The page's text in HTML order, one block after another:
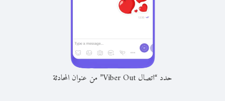
حدد “اتصال Viber Out” من عنوان المحادثة